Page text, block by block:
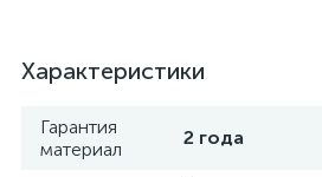
Характеристики
Гарантия
материал
2 года